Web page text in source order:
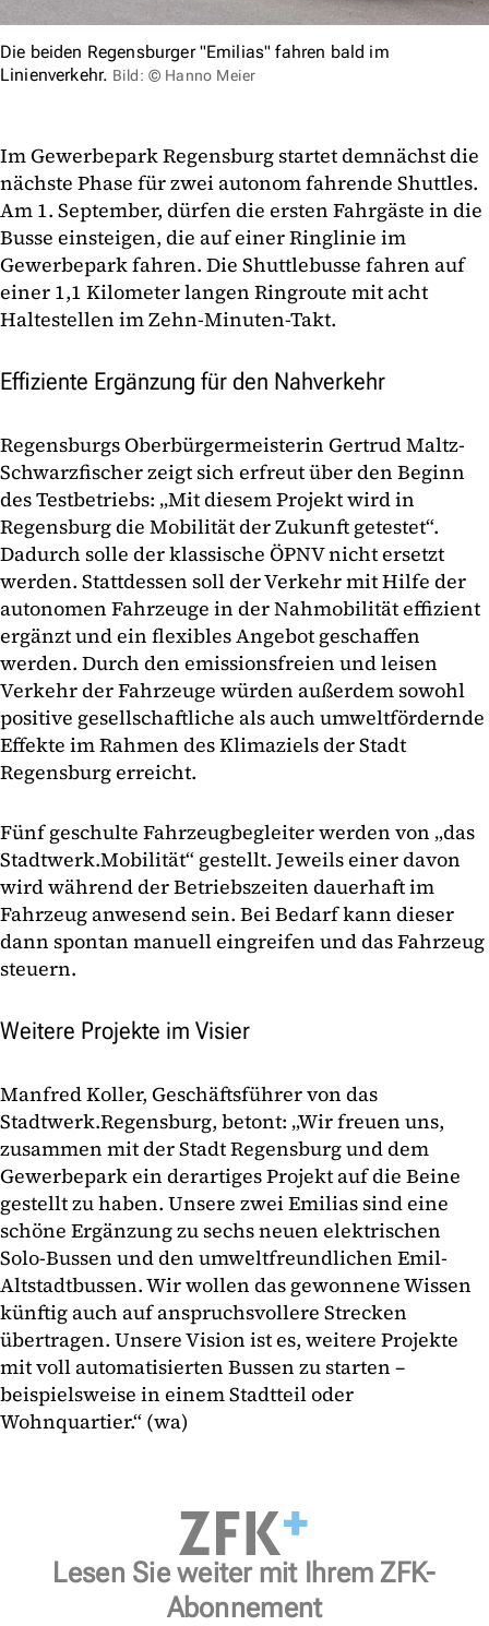
Die beiden Regensburger "Emilias" fahren bald im
Linienverkehr. Bild: © Hanno Meier
Im Gewerbepark Regensburg startet demnächst die
nächste Phase für zwei autonom fahrende Shuttles.
Am 1. September, dürfen die ersten Fahrgäste in die
Busse einsteigen, die auf einer Ringlinie im
Gewerbepark fahren. Die Shuttlebusse fahren auf
einer 1,1 ‎Kilometer langen Ringroute mit acht
Haltestellen im Zehn-Minuten-Takt.
Effiziente Ergänzung für den Nahverkehr
Regensburgs Oberbürgermeisterin Gertrud Maltz-
Schwarzfischer zeigt sich erfreut über den Beginn
des Testbetriebs: „Mit diesem Projekt wird in
Regensburg die Mobilität der Zukunft getestet“.
‎Dadurch solle der klassische ÖPNV nicht ersetzt
werden. Stattdessen soll der Verkehr mit Hilfe der
autonomen Fahrzeuge in der Nahmobilität effizient
ergänzt und ein flexibles Angebot geschaffen
werden. Durch den emissionsfreien und leisen
Verkehr der Fahrzeuge würden außerdem sowohl
positive gesellschaftliche als auch umweltfördernde
Effekte im Rahmen des Klimaziels der Stadt
Regensburg erreicht.
Fünf geschulte Fahrzeugbegleiter werden von „das
Stadtwerk.Mobilität“ gestellt. Jeweils einer davon
wird während der Betriebszeiten dauerhaft im
Fahrzeug anwesend sein. Bei Bedarf kann dieser
dann spontan manuell eingreifen und das Fahrzeug
steuern.
Weitere Projekte im Visier
Manfred Koller, Geschäftsführer von das
Stadtwerk.Regensburg, betont: „Wir freuen uns,
zusammen mit der Stadt Regensburg und dem
Gewerbepark ein derartiges Projekt auf die Beine
gestellt zu haben. Unsere zwei Emilias sind eine
schöne Ergänzung zu sechs neuen elektrischen
Solo-Bussen und den umweltfreundlichen Emil-
Altstadtbussen. Wir wollen das gewonnene Wissen
künftig auch auf ‎anspruchsvollere Strecken
übertragen. Unsere Vision ist es, weitere Projekte
mit voll ‎automatisierten Bussen zu starten –
beispielsweise in einem Stadtteil oder
Wohnquartier.“‎ (wa)
Lesen Sie weiter mit Ihrem ZFK-
Abonnement